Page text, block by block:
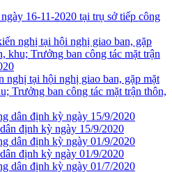
16-11-2020 tại trụ sở tiếp công
nghị tại hội nghị giao ban, gặp mặt
Trưởng ban công tác mặt trận thôn,
định kỳ ngày 15/9/2020
định kỳ ngày 01/9/2020